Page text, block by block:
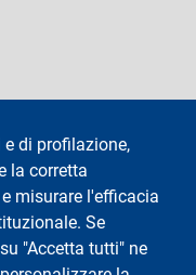
di profilazione,
la corretta
misurare l'efficacia
Se
"Accetta tutti" ne